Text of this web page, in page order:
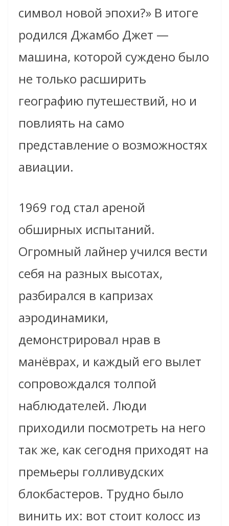
символ новой эпохи?» В итоге
родился Джамбо Джет —
машина, которой суждено было
не только расширить
географию путешествий, но и
повлиять на само
представление о возможностях
авиации.
1969 год стал ареной
обширных испытаний.
Огромный лайнер учился вести
себя на разных высотах,
разбирался в капризах
аэродинамики,
демонстрировал нрав в
манёврах, и каждый его вылет
сопровождался толпой
наблюдателей. Люди
приходили посмотреть на него
так же, как сегодня приходят на
премьеры голливудских
блокбастеров. Трудно было
винить их: вот стоит колосс из